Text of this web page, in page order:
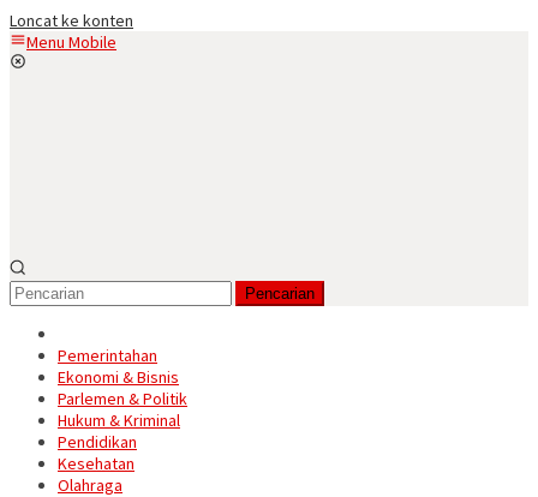
Loncat ke konten
Menu Mobile
Pencarian
Pemerintahan
Ekonomi & Bisnis
Parlemen & Politik
Hukum & Kriminal
Pendidikan
Kesehatan
Olahraga